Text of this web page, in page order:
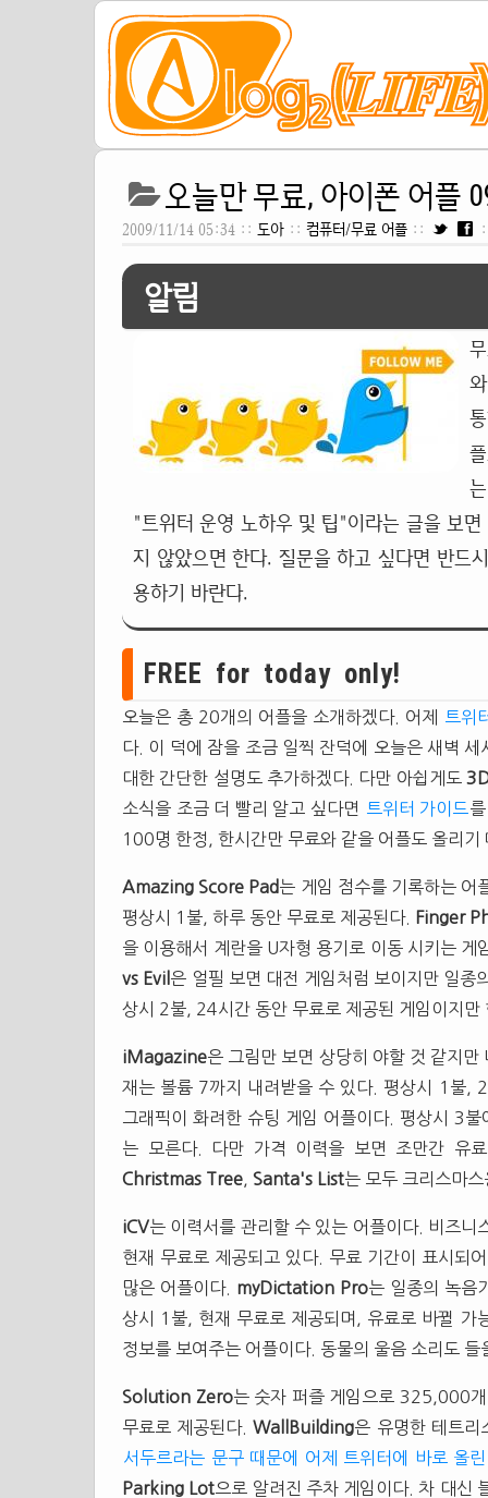
오늘만 무료, 아이폰 어플
2009/11/14 05:34 :: 도아 :: 컴퓨터/무료 어플 ::
알림
"트위터 운영 노하우 및 팁"이라는 글을 보
지 않았으면 한다. 질문을 하고 싶다면 반드
용하기 바란다.
FREE for today only!
오늘은 총 20개의 어플을 소개하겠다. 어제
트위
다. 이 덕에 잠을 조금 일찍 잔덕에 오늘은 새벽
대한 간단한 설명도 추가하겠다. 다만 아쉽게도
소식을 조금 더 빨리 알고 싶다면
트위터 가이드
100명 한정, 한시간만 무료와 같을 어플도 올리기
Amazing Score Pad는 게임 점수를 기록하는
평상시 1불, 하루 동안 무료로 제공된다.
Finger
을 이용해서 계란을 U자형 용기로 이동 시키는
vs Evil 은 얼필 보면 대전 게임처럼 보이지만 일
상시 2불, 24시간 동안 무료로 제공된 게임이지만
iMagazine은 그림만 보면 상당히 야할 것 같지
재는 볼륨 7까지 내려받을 수 있다. 평상시 1불,
그래픽이 화려한 슈팅 게임 어플이다. 평상시 3
는 모른다. 다만 가격 이력을 보면 조만간 유
Christmas Tree Santa's List는 모두 크리스마
iCV는 이력서를 관리할 수 있는 어플이다. 비즈
현재 무료로 제공되고 있다. 무료 기간이 표시되
많은 어플이다. myDictation Pro는 일종의 녹음
상시 1불, 현재 무료로 제공되며, 유료로 바뀔 가
정보를 보여주는 어플이다. 동물의 울음 소리도
Solution Zero는 숫자 퍼즐 게임으로 325,000
무료로 제공된다.WallBuilding은 유명한 테트리
서두르라는 문구 때문에 어제 트위터에 바로 올
Parking Lot으로 알려진 주차 게임이다. 차 대신